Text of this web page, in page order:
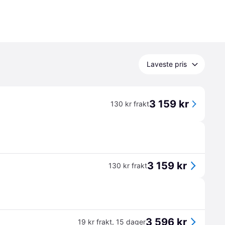
Laveste pris
130 kr frakt3 159 kr
130 kr frakt3 159 kr
19 kr frakt, 15 dager3 596 kr